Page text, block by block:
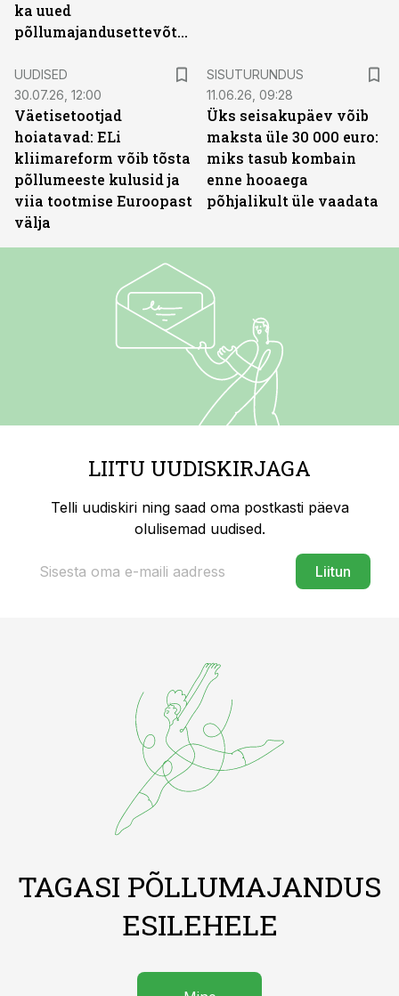
ka uued
põllumajandusettevõtted
UUDISED
30.07.26, 12:00
Väetisetootjad
hoiatavad: ELi
kliimareform võib tõsta
põllumeeste kulusid ja
viia tootmise Euroopast
välja
SISUTURUNDUS
11.06.26, 09:28
Üks seisakupäev võib
maksta üle 30 000 euro:
miks tasub kombain
enne hooaega
põhjalikult üle vaadata
LIITU UUDISKIRJAGA
Telli uudiskiri ning saad oma postkasti päeva
olulisemad uudised.
Liitun
TAGASI PÕLLUMAJANDUS
ESILEHELE